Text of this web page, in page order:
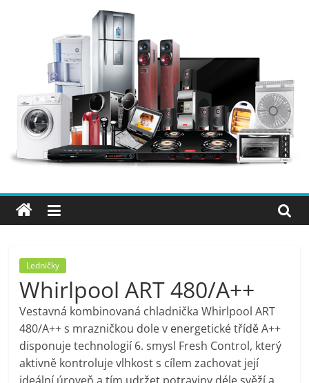
Elektro
OK
–
nejlepší
elektronika
porovnání,
pračky,
Ledničky
Whirlpool ART 480/A++
Vestavná kombinovaná chladnička Whirlpool ART
480/A++ s mrazničkou dole v energetické třídě A++
disponuje technologií 6. smysl Fresh Control, který
aktivně kontroluje vlhkost s cílem zachovat její